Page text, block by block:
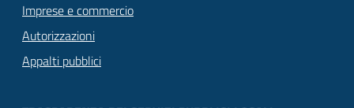
Imprese e commercio
Autorizzazioni
Appalti pubblici